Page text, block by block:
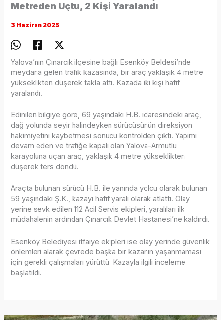
Metreden Uçtu, 2 Kişi Yaralandı
3 Haziran 2025
Yalova’nın Çınarcık ilçesine bağlı Esenköy Beldesi’nde
meydana gelen trafik kazasında, bir araç yaklaşık 4 metre
yükseklikten düşerek takla attı. Kazada iki kişi hafif
yaralandı.
Edinilen bilgiye göre, 69 yaşındaki H.B. idaresindeki araç,
dağ yolunda seyir halindeyken sürücüsünün direksiyon
hakimiyetini kaybetmesi sonucu kontrolden çıktı. Yapımı
devam eden ve trafiğe kapalı olan Yalova-Armutlu
karayoluna uçan araç, yaklaşık 4 metre yükseklikten
düşerek ters döndü.
Araçta bulunan sürücü H.B. ile yanında yolcu olarak bulunan
59 yaşındaki Ş.K., kazayı hafif yaralı olarak atlattı. Olay
yerine sevk edilen 112 Acil Servis ekipleri, yaralıları ilk
müdahalenin ardından Çınarcık Devlet Hastanesi’ne kaldırdı.
Esenköy Belediyesi itfaiye ekipleri ise olay yerinde güvenlik
önlemleri alarak çevrede başka bir kazanın yaşanmaması
için gerekli çalışmaları yürüttü. Kazayla ilgili inceleme
başlatıldı.